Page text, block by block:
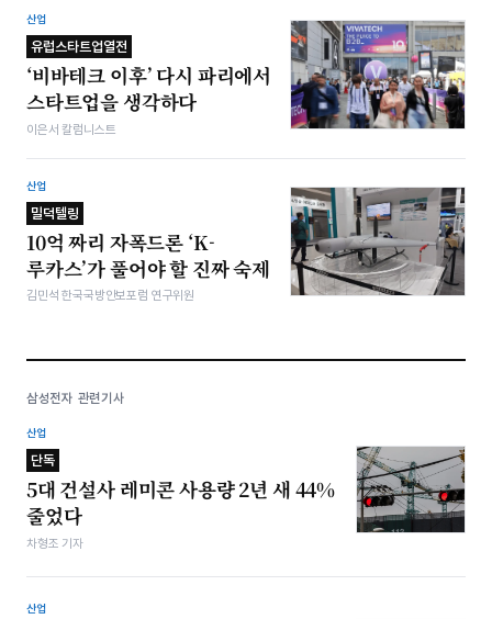
산업
유럽스타트업열전
‘비바테크 이후’ 다시 파리에서
스타트업을 생각하다
이은서 칼럼니스트
산업
밀덕텔링
10억 짜리 자폭드론 ‘K-
루카스’가 풀어야 할 진짜 숙제
김민석 한국국방안보포럼 연구위원
삼성전자 관련기사
산업
단독
5대 건설사 레미콘 사용량 2년 새 44%
줄었다
차형조 기자
산업